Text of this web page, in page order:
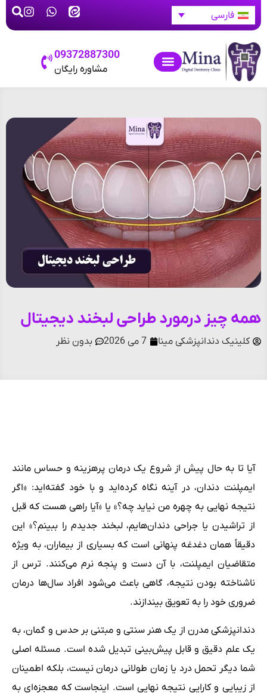
فارسی
09372887300
مشاوره رایگان
همه چیز درمورد طراحی لبخند دیجیتال
کلینیک دندانپزشکی مینا 7 می 2026 بدون نظر
آیا تا به حال پیش از شروع یک درمان پرهزینه و حساس مانند
ایمپلنت دندان، در آینه نگاه کرده‌اید و با خود گفته‌اید: «اگر
نتیجه نهایی به چهره من نیاید چه؟» یا «آیا راهی هست که قبل
از تراشیدن یا جراحی دندان‌هایم، لبخند جدیدم را ببینم؟» این
دقیقاً همان دغدغه پنهانی است که بسیاری از بیماران، به ویژه
متقاضیان ایمپلنت، با آن دست و پنجه نرم می‌کنند. ترس از
ناشناخته بودن نتیجه، گاهی باعث می‌شود افراد سال‌ها درمان
ضروری خود را به تعویق بیندازند.
دندانپزشکی مدرن از یک هنر سنتی و مبتنی بر حدس و گمان، به
یک علم دقیق و قابل پیش‌بینی تبدیل شده است. مسئله اصلی
شما دیگر تحمل درد یا زمان طولانی درمان نیست، بلکه اطمینان
از زیبایی و کارایی نتیجه نهایی است. اینجاست که معجزه‌ای به